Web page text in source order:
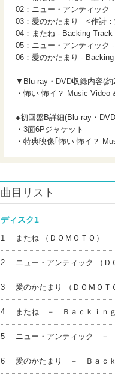
02：ニュー・アンティッ
03：愛のかたまり <作詩
04：またね - Backing Track
05：ニュー・アンティック
06：愛のかたまり -
▼Blu-ray・DVD収録内容(約
・怖い 怖イ？ Music Video
●初回盤B詳細(Blu-ray・
・3面6Pジャケット
・特典映像｢怖い 怖イ？
曲目リスト
ディスク1
1 またね （ＤＯＭＯＴＯ）
2 ニュー・アンティック （Ｄ
3 愛のかたまり （ＤＯＭＯＴ
4 またね － Ｂａｃｋｉｎ
5 ニュー・アンティック －
6 愛のかたまり － Ｂａｃ